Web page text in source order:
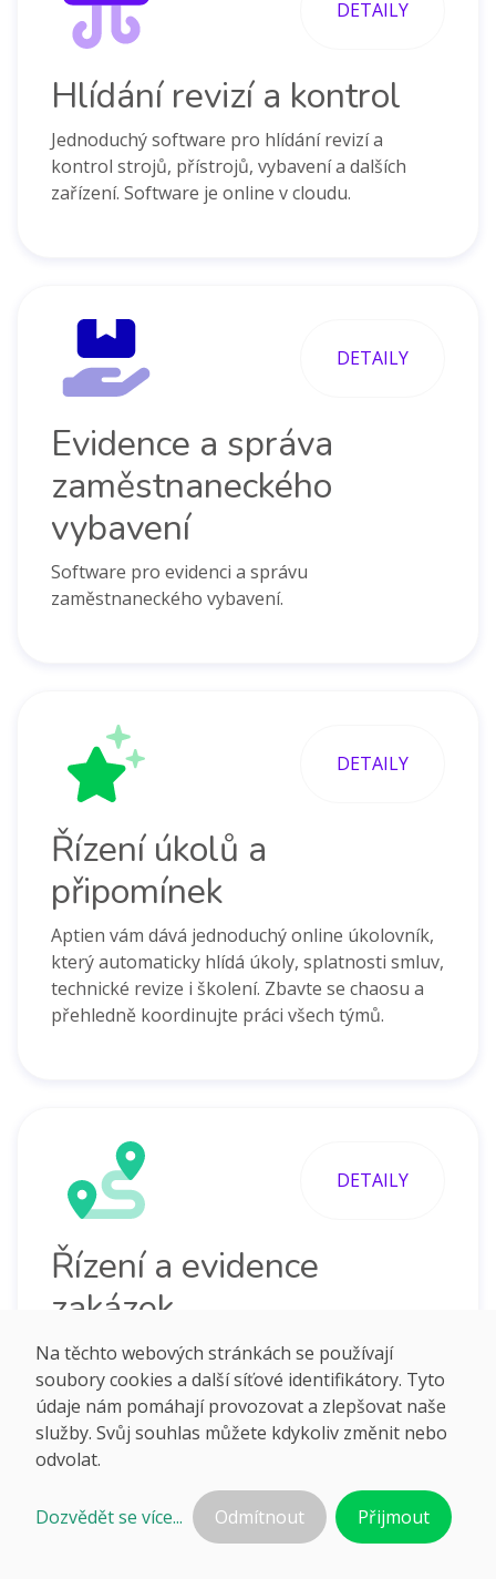
DETAILY
Hlídání revizí a kontrol
Jednoduchý software pro hlídání revizí a
kontrol strojů, přístrojů, vybavení a dalších
zařízení. Software je online v cloudu.
DETAILY
Evidence a správa
zaměstnaneckého
vybavení
Software pro evidenci a správu
zaměstnaneckého vybavení.
DETAILY
Řízení úkolů a
připomínek
Aptien vám dává jednoduchý online úkolovník,
který automaticky hlídá úkoly, splatnosti smluv,
technické revize i školení. Zbavte se chaosu a
přehledně koordinujte práci všech týmů.
DETAILY
Řízení a evidence
zakázek
Jednoduchý software pro řízení zakázek ve
firmě. Vyřeší komunikaci na zakázce od
obchodu po realizaci, zápisy i úkoly. Řízení
práce i sledování nákladů zakázek.
Na těchto webových stránkách se používají
soubory cookies a další síťové identifikátory. Tyto
údaje nám pomáhají provozovat a zlepšovat naše
služby. Svůj souhlas můžete kdykoliv změnit nebo
odvolat.
Dozvědět se více... Odmítnout Přijmout